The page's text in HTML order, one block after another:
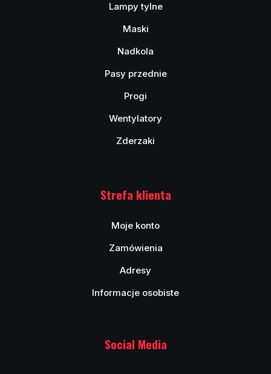
Lampy tylne
Maski
Nadkola
Pasy przednie
Progi
Wentylatory
Zderzaki
Strefa klienta
Moje konto
Zamówienia
Adresy
Informacje osobiste
Social Media